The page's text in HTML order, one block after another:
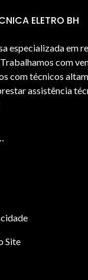
ELETRO BH
especializada em
com
com técnicos
assistência
Site